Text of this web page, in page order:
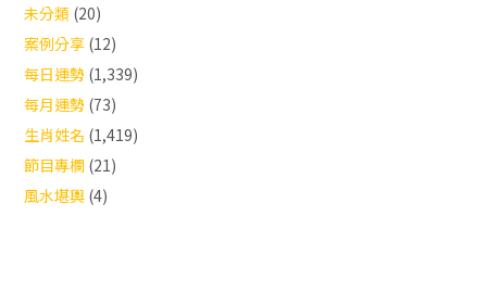
未分類 (20)
案例分享 (12)
每日運勢 (1,339)
每月運勢 (73)
生肖姓名 (1,419)
節目專欄 (21)
風水堪輿 (4)